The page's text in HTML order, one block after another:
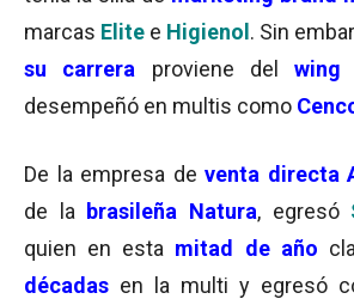
marcas Elite e Higienol . Sin
su carrera proviene del wing
desempeñó en multis como
De la empresa deventa directa
de la
brasileña Natura, egresó
quien en esta mitad de año
décadas en la multi y egresó